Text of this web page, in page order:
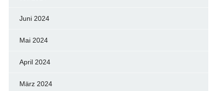
Juni 2024
Mai 2024
April 2024
März 2024